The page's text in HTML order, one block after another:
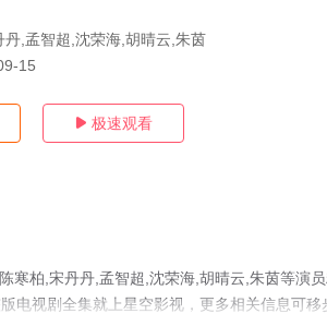
丹,孟智超,沈荣海,胡晴云,朱茵
15
 极速观看
寒柏,宋丹丹,孟智超,沈荣海,胡晴云,朱茵等演
电视剧全集就上星空影视，更多相关信息可